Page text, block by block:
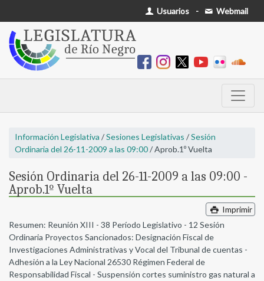
Usuarios - Webmail
Información Legislativa /Sesiones Legislativas /Sesión
Ordinaria del 26-11-2009 a las 09:00/ Aprob.1º Vuelta
Sesión Ordinaria del 26-11-2009 a las 09:00 -
Aprob.1º Vuelta
Imprimir
Resumen: Reunión XIII - 38 Período Legislativo - 12 Sesión
Ordinaria Proyectos Sancionados: Designación Fiscal de
Investigaciones Administrativas y Vocal del Tribunal de cuentas -
Adhesión a la Ley Nacional 26530 Régimen Federal de
Responsabilidad Fiscal - Suspensión cortes suministro gas natural a